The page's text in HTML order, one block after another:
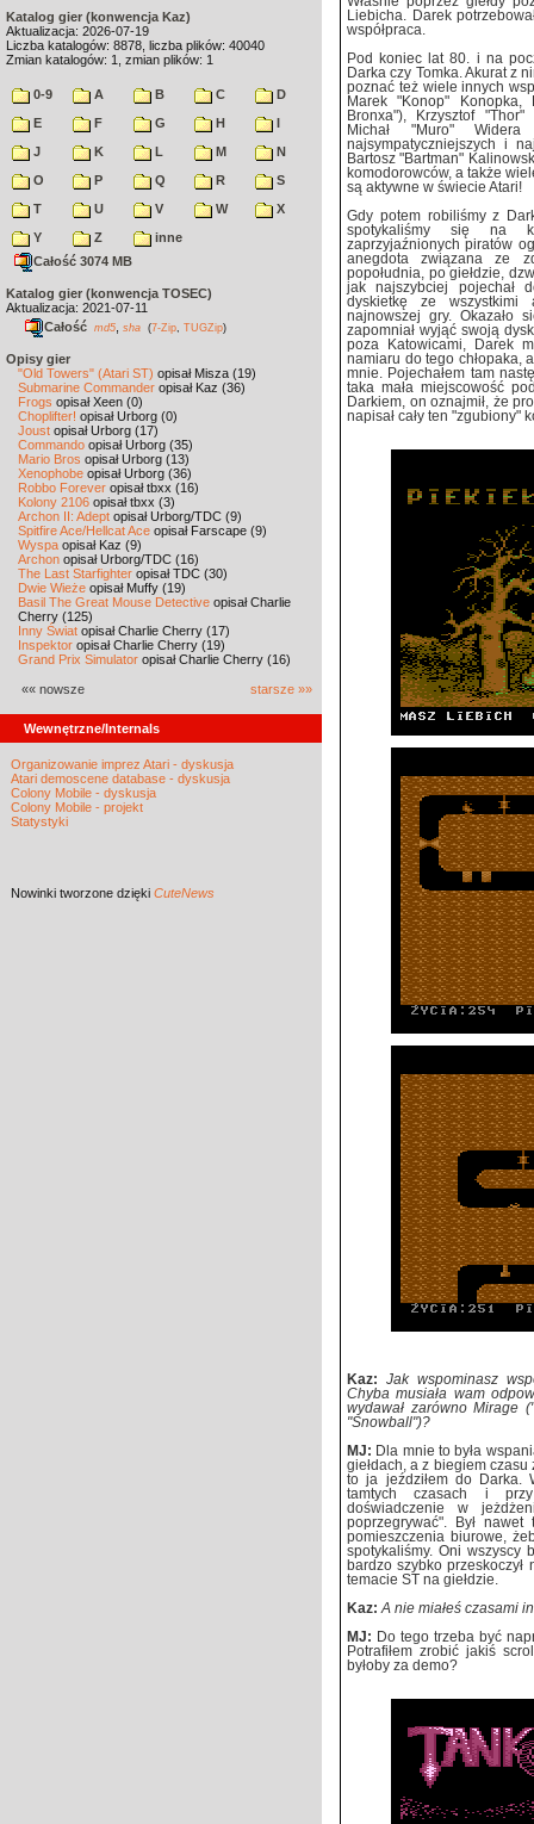
Katalog gier (konwencja Kaz)
Aktualizacja: 2026-07-19
Liczba katalogów: 8878, liczba plików: 40040
Zmian katalogów: 1, zmian plików: 1
0-9 A B C
D
E
F G H
I
J
K L M
N
O
P Q R
S
T
U V W
X
Y
Z
inne
Całość 3074 MB
Katalog gier (konwencja TOSEC)
Aktualizacja: 2021-07-11
Całość md5 sha (7-Zip TUGZip)
Opisy gier
"Old Towers" (Atari ST) opisał Misza (19)
Submarine Commander opisał Kaz (36)
Frogs opisał Xeen (0)
Choplifter! opisał Urborg (0)
Joust opisał Urborg (17)
Commando opisał Urborg (35)
Mario Bros opisał Urborg (13)
Xenophobe opisał Urborg (36)
Robbo Forever opisał tbxx (16)
Kolony 2106 opisał tbxx (3)
Archon II: Adept opisał Urborg/TDC (9)
Spitfire Ace/Hellcat Ace opisał Farscape (9)
Wyspa opisał Kaz (9)
Archon opisał Urborg/TDC (16)
The Last Starfighter opisał TDC (30)
Dwie Wieże opisał Muffy (19)
Basil The Great Mouse Detective opisał Charlie
Cherry (125)
Inny Świat opisał Charlie Cherry (17)
Inspektor opisał Charlie Cherry (19)
Grand Prix Simulator opisał Charlie Cherry (16)
«« nowsze starsze »»
Wewnętrzne/Internals
Organizowanie imprez Atari - dyskusja
Atari demoscene database - dyskusja
Colony Mobile - dyskusja
Colony Mobile - projekt
Statystyki
Nowinki tworzone dzięki CuteNews
Liebicha. Darek
współpraca.
Pod koniec lat 80. i na
Darka czy Tomka. Akurat z
poznać też wiele innych
Marek "Konop"
Bronxa"), Krzysztof "Thor"
Michał "Muro"
najsympatyczniejszych i
Bartosz "Bartman"
komodorowców, a także
są aktywne w świecie Atari!
Gdy potem robiliśmy z
spotykaliśmy się na
zaprzyjaźnionych piratów
anegdota związana ze
popołudnia, po giełdzie,
jak najszybciej pojechał
dyskietkę ze wszystkimi
najnowszej gry. Okazało
zapomniał wyjąć swoją
poza Katowicami, Darek
namiaru do tego chłopaka,
mnie. Pojechałem tam
taka mała miejscowość
Darkiem, on oznajmił, że
napisał cały ten "zgubiony"
Kaz: Jak wspominasz
Chyba musiała wam
wydawał zarówno Mirage
"Snowball")?
MJ: Dla mnie to była
giełdach, a z biegiem
to ja jeździłem do Darka.
tamtych czasach i przy
doświadczenie w
poprzegrywać". Był
pomieszczenia biurowe,
spotykaliśmy. Oni wszyscy
bardzo szybko
temacie ST na giełdzie.
Kaz: A nie miałeś czasami
MJ: Do tego trzeba być
Potrafiłem zrobić jakiś
byłoby za demo?